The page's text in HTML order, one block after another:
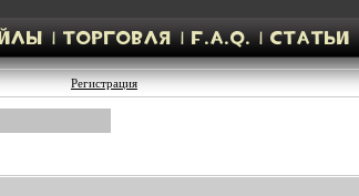
Регистрация